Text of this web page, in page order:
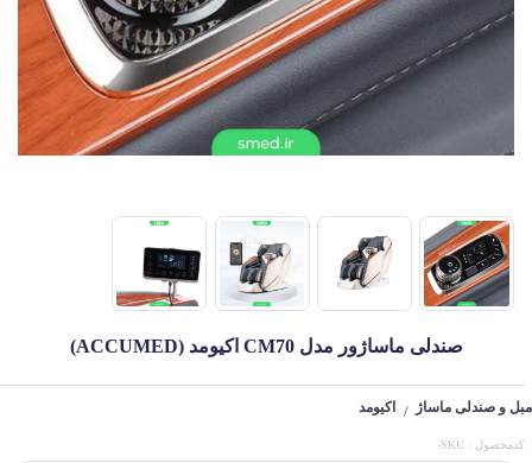
صندلی ماساژور مدل CM70 اکیومد (ACCUMED)
مبل و صندلی ماساژ / اکیومد
کدمحصول : SKU-